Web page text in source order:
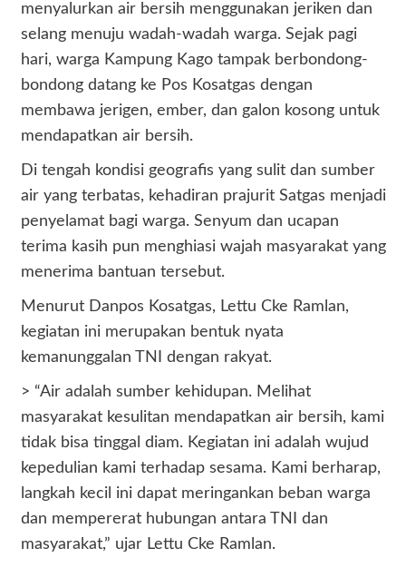
menyalurkan air bersih menggunakan jeriken dan
selang menuju wadah-wadah warga. Sejak pagi
hari, warga Kampung Kago tampak berbondong-
bondong datang ke Pos Kosatgas dengan
membawa jerigen, ember, dan galon kosong untuk
mendapatkan air bersih.
Di tengah kondisi geografis yang sulit dan sumber
air yang terbatas, kehadiran prajurit Satgas menjadi
penyelamat bagi warga. Senyum dan ucapan
terima kasih pun menghiasi wajah masyarakat yang
menerima bantuan tersebut.
Menurut Danpos Kosatgas, Lettu Cke Ramlan,
kegiatan ini merupakan bentuk nyata
kemanunggalan TNI dengan rakyat.
> “Air adalah sumber kehidupan. Melihat
masyarakat kesulitan mendapatkan air bersih, kami
tidak bisa tinggal diam. Kegiatan ini adalah wujud
kepedulian kami terhadap sesama. Kami berharap,
langkah kecil ini dapat meringankan beban warga
dan mempererat hubungan antara TNI dan
masyarakat,” ujar Lettu Cke Ramlan.